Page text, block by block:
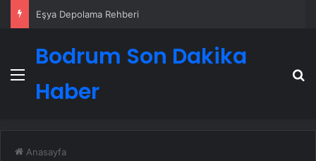
Eşya Depolama Rehberi
Menü
Bodrum Son Dakika
Haber
Anasayfa